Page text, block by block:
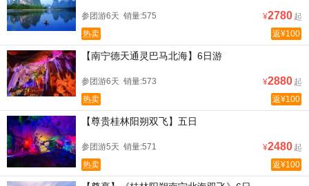
参团游6天 销量:575 ¥2780 起
返¥100
热卖
【南宁德天通灵巴马北海】6日游
参团游6天 销量:573 ¥2880 起
返¥100
热卖
【尊贵桂林阳朔双飞】五日
参团游5天 销量:571 ¥2480 起
返¥100
热卖